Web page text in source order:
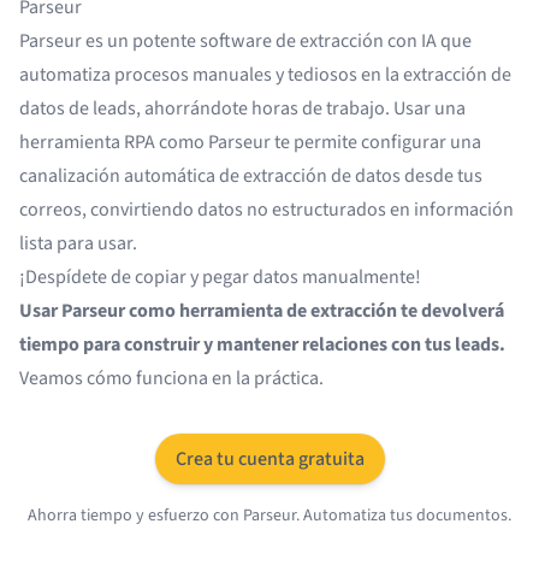
Parseur
Parseur es un potentesoftware de extracción con IAque
automatiza procesos manuales y tediosos en la extracción de
datos de leads, ahorrándote horas de trabajo. Usar una
herramienta RPA como Parseur te permite configurar una
canalización automática de extracción de datos desde tus
correos, convirtiendo datos no estructurados en información
lista para usar.
¡Despídete de copiar y pegar datos manualmente!
Usar Parseur como herramienta de extracción te devolverá
tiempo para construir y mantener relaciones con tus leads.
Veamos cómo funciona en la práctica.
Crea tu cuenta gratuita
Ahorra tiempo y esfuerzo con Parseur. Automatiza tus documentos.